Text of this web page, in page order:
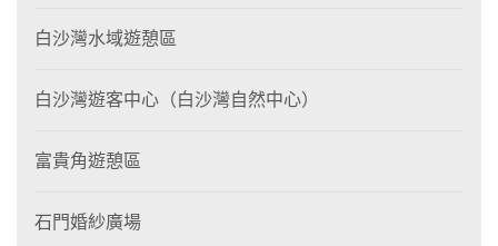
白沙灣水域遊憩區
白沙灣遊客中心（白沙灣自然中心）
富貴角遊憩區
石門婚紗廣場